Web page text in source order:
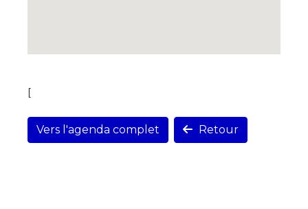
[
Vers l'agenda complet Retour